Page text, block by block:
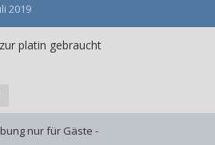
2019
platin gebraucht
nur für Gäste -